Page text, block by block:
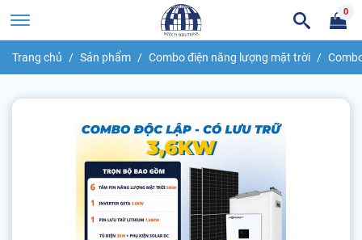
Trang chủ Sản phẩm Combo điện năng lượng mặt trời
0